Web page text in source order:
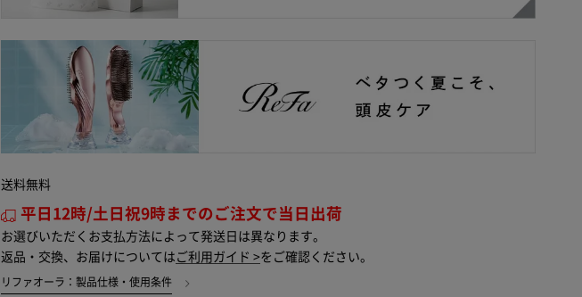
送料無料
平日12時/土日祝9時までのご注文で当日出荷
お選びいただくお支払方法によって発送日は異なります。
返品・交換、お届けについては ご利用ガイド >をご確認ください。
リファオーラ：製品仕様・使用条件